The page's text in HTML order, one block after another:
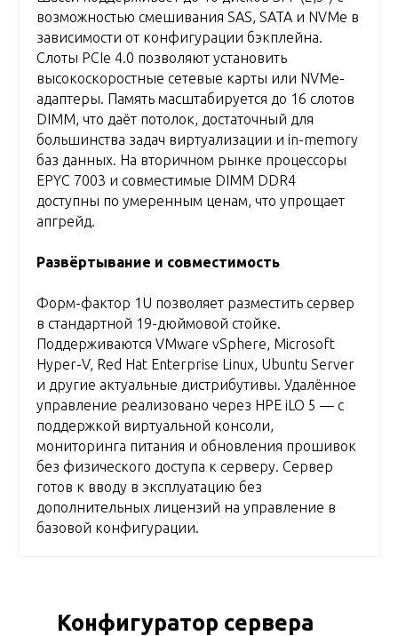
возможностью смешивания SAS, SATA и NVMe в
зависимости от конфигурации бэкплейна.
Слоты PCIe 4.0 позволяют установить
высокоскоростные сетевые карты или NVMe-
адаптеры. Память масштабируется до 16 слотов
DIMM, что даёт потолок, достаточный для
большинства задач виртуализации и in-memory
баз данных. На вторичном рынке процессоры
EPYC 7003 и совместимые DIMM DDR4
доступны по умеренным ценам, что упрощает
апгрейд.
Развёртывание и совместимость
Форм-фактор 1U позволяет разместить сервер
в стандартной 19-дюймовой стойке.
Поддерживаются VMware vSphere, Microsoft
Hyper-V, Red Hat Enterprise Linux, Ubuntu Server
и другие актуальные дистрибутивы. Удалённое
управление реализовано через HPE iLO 5 — с
поддержкой виртуальной консоли,
мониторинга питания и обновления прошивок
без физического доступа к серверу. Сервер
готов к вводу в эксплуатацию без
дополнительных лицензий на управление в
базовой конфигурации.
Конфигуратор сервера